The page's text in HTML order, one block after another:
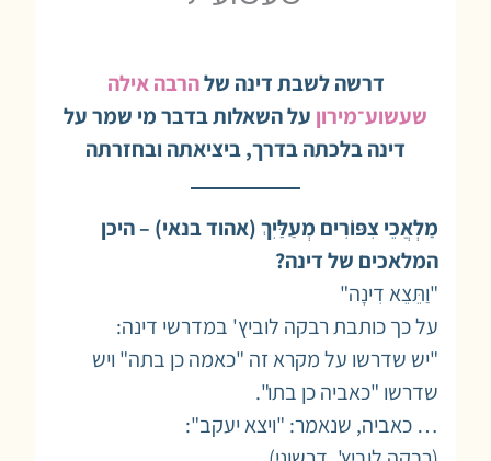
דרשה לשבת דינה שלהרבה אילה
שעשוע־מירון על השאלות בדבר מי שמר על
דינה בלכתה בדרך, ביציאתה ובחזרתה
מַלְאֲכֵי צִפּוֹרִים מְעַלַּיִךְ (אהוד בנאי) – היכן
המלאכים של דינה?
"וַתֵּצֵא דִינָה"
על כך כותבת רבקה לוביץ' במדרשי דינה:
"יש שדרשו על מקרא זה "כאמה כן בתה" ויש
שדרשו "כאביה כן בתו".
… כאביה, שנאמר: "ויצא יעקב":